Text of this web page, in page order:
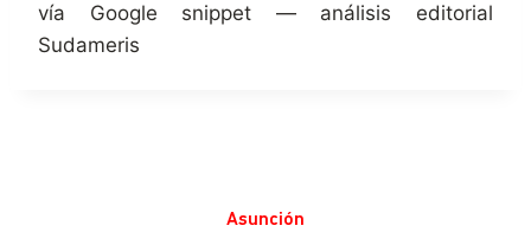
vía Google snippet — análisis editorial
Sudameris
Asunción